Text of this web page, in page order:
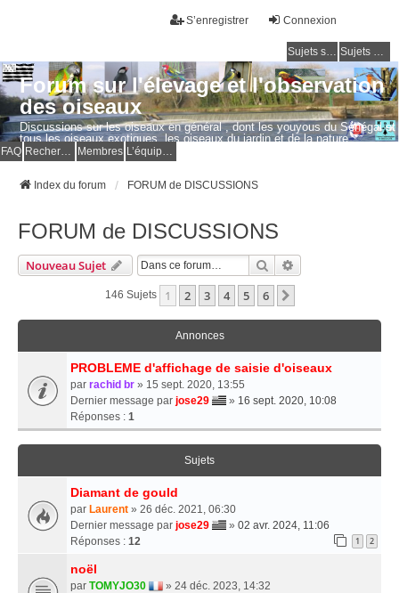
Connexion
S’enregistrer
Sujets sans réponse Sujets actifs
Forum sur l'élevage et l'observation
des oiseaux
Discussions sur les oiseaux en général , dont les youyous du Sénégal et
tous les oiseaux exotiques, les oiseaux du jardin et de la nature.
Questions, photos, expériences.
FAQ Membres
Index du forum FORUM de DISCUSSIONS
FORUM de DISCUSSIONS
Nouveau Sujet Rechercher
146 Sujets 1 2 3 4 5 6
Annonces
PROBLEME d'affichage de saisie d'oiseaux
par rachid br » 15 sept. 2020, 13:55
Dernier message par jose29 » 16 sept. 2020, 10:08
Réponses : 1
Sujets
Diamant de gould
par Laurent » 26 déc. 2021, 06:30
Dernier message par jose29 » 02 avr. 2024, 11:06
Réponses : 12 1 2
noël
par TOMYJO30
» 24 déc. 2023, 14:32